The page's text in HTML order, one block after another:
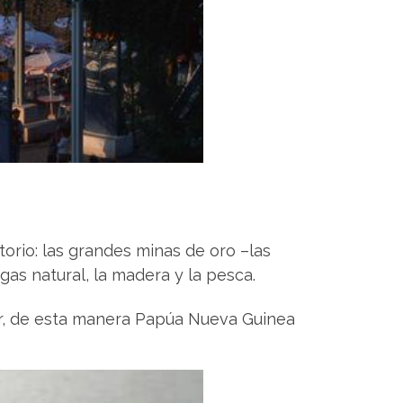
las grandes minas de oro –las
natural, la madera y la pesca.
esta manera Papúa Nueva Guinea